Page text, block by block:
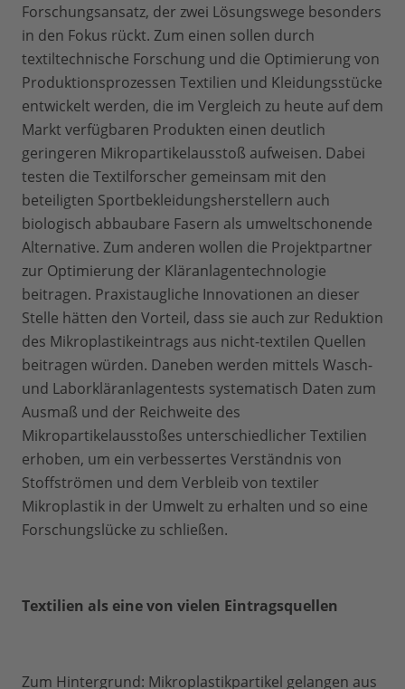
Forschungsansatz, der zwei Lösungswege besonders
in den Fokus rückt. Zum einen sollen durch
textiltechnische Forschung und die Optimierung von
Produktionsprozessen Textilien und Kleidungsstücke
entwickelt werden, die im Vergleich zu heute auf dem
Markt verfügbaren Produkten einen deutlich
geringeren Mikropartikelausstoß aufweisen. Dabei
testen die Textilforscher gemeinsam mit den
beteiligten Sportbekleidungsherstellern auch
biologisch abbaubare Fasern als umweltschonende
Alternative. Zum anderen wollen die Projektpartner
zur Optimierung der Kläranlagentechnologie
beitragen. Praxistaugliche Innovationen an dieser
Stelle hätten den Vorteil, dass sie auch zur Reduktion
des Mikroplastikeintrags aus nicht-textilen Quellen
beitragen würden. Daneben werden mittels Wasch-
und Laborkläranlagentests systematisch Daten zum
Ausmaß und der Reichweite des
Mikropartikelausstoßes unterschiedlicher Textilien
erhoben, um ein verbessertes Verständnis von
Stoffströmen und dem Verbleib von textiler
Mikroplastik in der Umwelt zu erhalten und so eine
Forschungslücke zu schließen.
Textilien als eine von vielen Eintragsquellen
Zum Hintergrund: Mikroplastikpartikel gelangen aus